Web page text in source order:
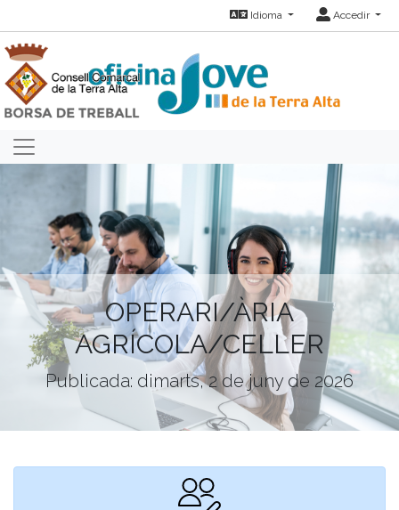
Idioma Accedir
OPERARI/ÀRIA
AGRÍCOLA/CELLER
Publicada: dimarts, 2 de juny de 2026